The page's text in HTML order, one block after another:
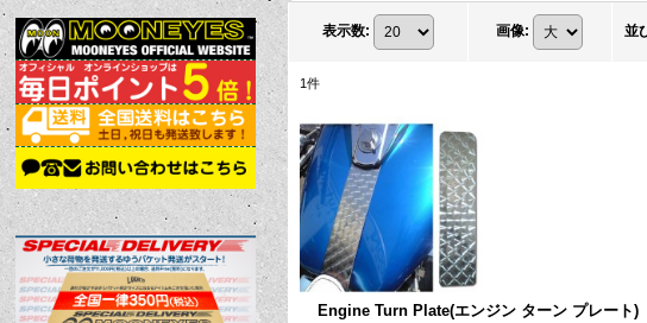
表示数: 画像: 並
1件
Engine Turn Plate(エンジン ターン プレート)